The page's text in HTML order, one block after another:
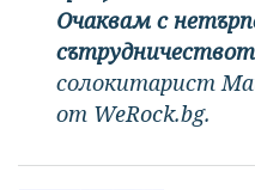
Очаквам с
солокитарист
от WeRock.bg.